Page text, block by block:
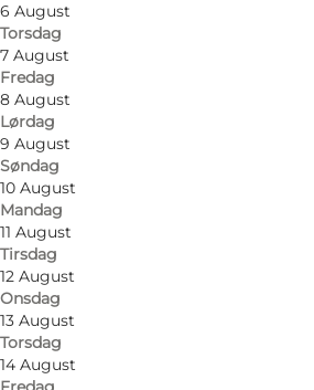
6 August
Torsdag
7 August
Fredag
8 August
Lørdag
9 August
Søndag
10 August
Mandag
11 August
Tirsdag
12 August
Onsdag
13 August
Torsdag
14 August